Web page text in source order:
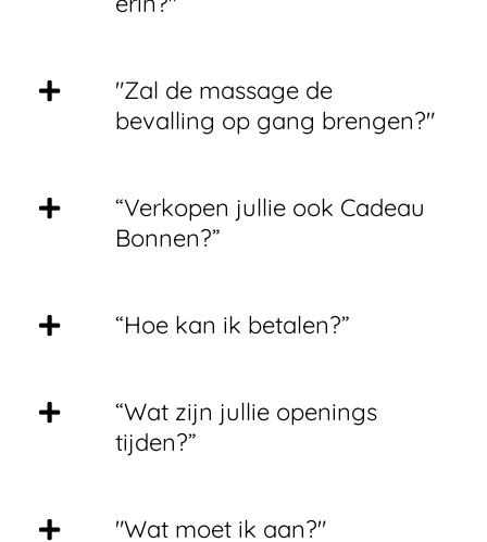
"Zal de massage de
bevalling op gang brengen?"
“Verkopen jullie ook Cadeau
Bonnen?”
“Hoe kan ik betalen?”
“Wat zijn jullie openings
tijden?”
"Wat moet ik aan?"